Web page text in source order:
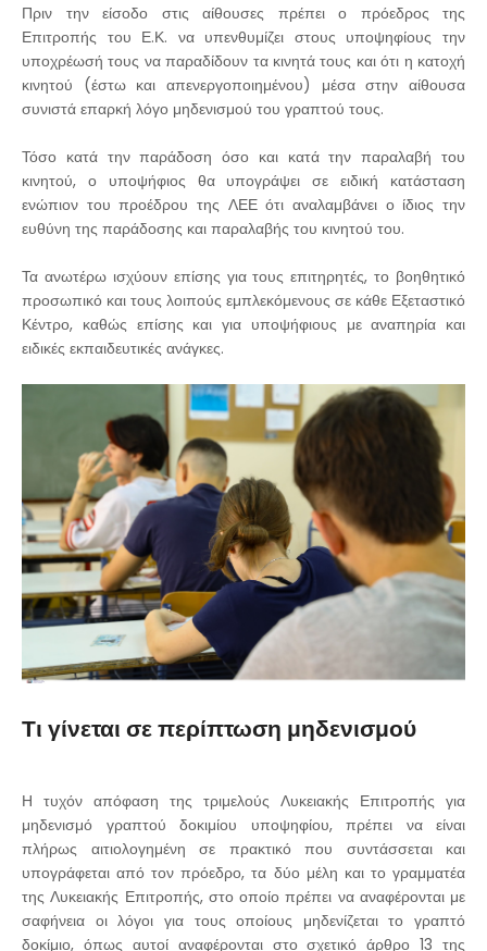
Πριν την είσοδο στις αίθουσες πρέπει ο πρόεδρος της
Επιτροπής του Ε.Κ. να υπενθυμίζει στους υποψηφίους την
υποχρέωσή τους να παραδίδουν τα κινητά τους και ότι η κατοχή
κινητού (έστω και απενεργοποιημένου) μέσα στην αίθουσα
συνιστά επαρκή λόγο μηδενισμού του γραπτού τους.
Τόσο κατά την παράδοση όσο και κατά την παραλαβή του
κινητού, ο υποψήφιος θα υπογράψει σε ειδική κατάσταση
ενώπιον του προέδρου της ΛΕΕ ότι αναλαμβάνει ο ίδιος την
ευθύνη της παράδοσης και παραλαβής του κινητού του.
Τα ανωτέρω ισχύουν επίσης για τους επιτηρητές, το βοηθητικό
προσωπικό και τους λοιπούς εμπλεκόμενους σε κάθε Εξεταστικό
Κέντρο, καθώς επίσης και για υποψήφιους με αναπηρία και
ειδικές εκπαιδευτικές ανάγκες.
Τι γίνεται σε περίπτωση μηδενισμού
Η τυχόν απόφαση της τριμελούς Λυκειακής Επιτροπής για
μηδενισμό γραπτού δοκιμίου υποψηφίου, πρέπει να είναι
πλήρως αιτιολογημένη σε πρακτικό που συντάσσεται και
υπογράφεται από τον πρόεδρο, τα δύο μέλη και το γραμματέα
της Λυκειακής Επιτροπής, στο οποίο πρέπει να αναφέρονται με
σαφήνεια οι λόγοι για τους οποίους μηδενίζεται το γραπτό
δοκίμιο, όπως αυτοί αναφέρονται στο σχετικό άρθρο 13 της